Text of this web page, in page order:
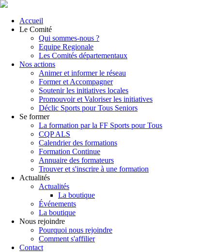
Accueil
Le Comité
Qui sommes-nous ?
Equipe Regionale
Les Comités départementaux
Nos actions
Animer et informer le réseau
Former et Accompagner
Soutenir les initiatives locales
Promouvoir et Valoriser les initiatives
Déclic Sports pour Tous Seniors
Se former
La formation par la FF Sports pour Tous
CQP ALS
Calendrier des formations
Formation Continue
Annuaire des formateurs
Trouver et s'inscrire à une formation
Actualités
Actualités
La boutique
Événements
La boutique
Nous rejoindre
Pourquoi nous rejoindre
Comment s'affilier
Contact